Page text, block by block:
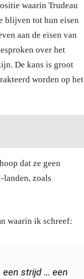
waarin Trudeau
blijven tot hun eisen
aan de eisen van
over het
De kans is groot
worden op het
dat ze geen
landen, zoals
waarin ik schreef:
een strijd … een